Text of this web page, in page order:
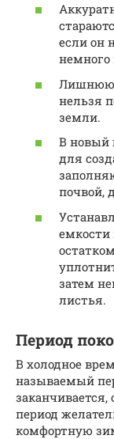
если он
немного
Лишнюю
нельзя
земли.
В новый
для
почвой,
емкости
затем
листья.
Период
В холодное
называемый
заканчивается,
период
комфортную